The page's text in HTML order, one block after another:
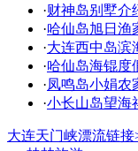
·财神岛别墅介
·哈仙岛旭日渔
·大连西中岛滨
·哈仙岛海锟度
·凤鸣岛小娟农
·小长山岛望海
大连天门峡漂流链接